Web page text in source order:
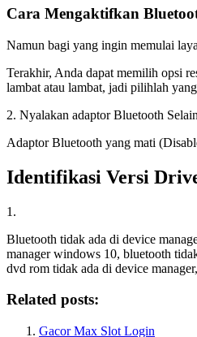
Cara Mengaktifkan
Namun bagi yang ingin memulai
Terakhir, Anda dapat memilih opsi
lambat atau lambat, jadi pilihlah
2. Nyalakan adaptor Bluetooth
Adaptor Bluetooth yang mati
Identifikasi Versi
1.
Bluetooth tidak ada di device
manager windows 10, bluetooth
dvd rom tidak ada di device
Related posts:
Gacor Max Slot Login